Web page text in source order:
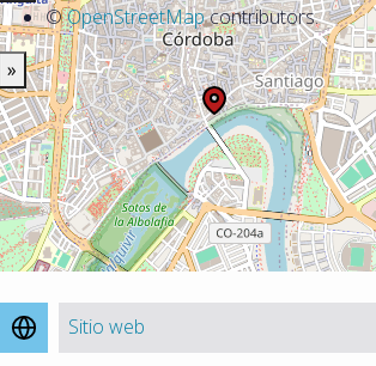
©OpenStreetMapcontributors.
»
Sitio web